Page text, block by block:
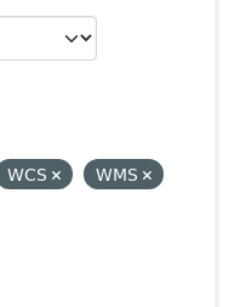
WCS
WMS